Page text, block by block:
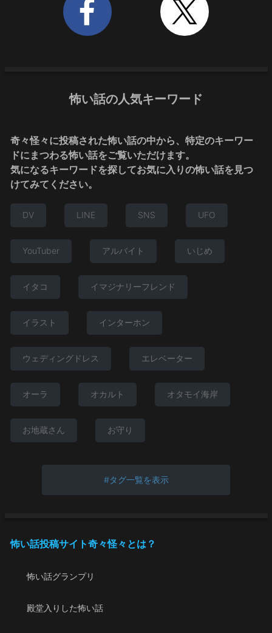
怖い話の人気キーワード
奇々怪々に投稿された怖い話の中から、特定のキーワー
ドにまつわる怖い話をご覧いただけます。
気になるキーワードを探してお気に入りの怖い話を見つ
けてみてください。
DV LINE SNS UFO
YouTuber アルバイト いじめ
イタコ イマジナリーフレンド
イラスト インターホン
ウェディングドレス エレベーター
オーラ オカルト オタモイ海岸
お地蔵さん お守り
タグ一覧を表示
怖い話投稿サイト奇々怪々とは？
怖い話グランプリ
殿堂入りした怖い話